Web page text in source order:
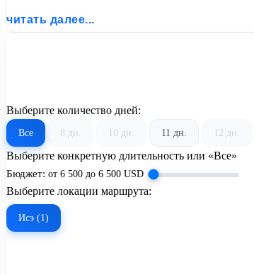
читать далее...
Выберите количество дней:
Все 8 дн. 10 дн. 11 дн. 12 дн.
Выберите конкретную длительность или «Все»
Бюджет: от 6 500 до 6 500 USD
Выберите локации маршрута:
Исэ (1)